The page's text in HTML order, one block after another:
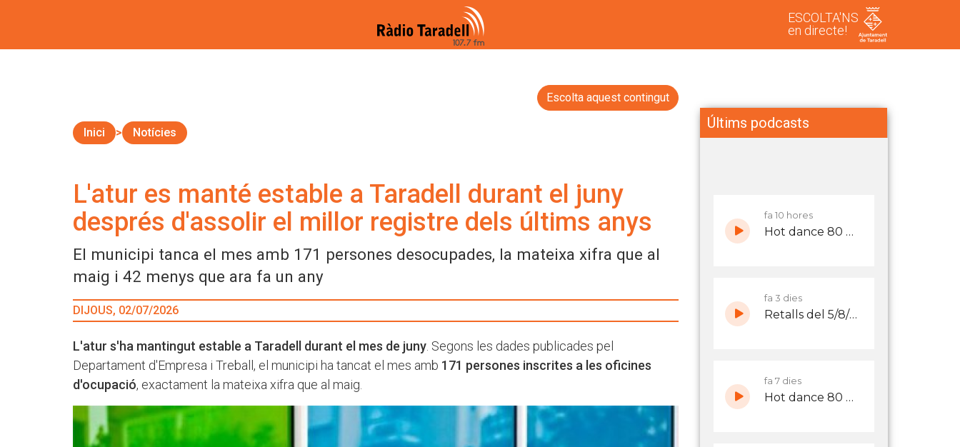
ESCOLTA'NS
en directe!
Escolta aquest contingut
Inici Notícies
L'atur es manté estable a Taradell durant el juny
després d'assolir el millor registre dels últims anys
El municipi tanca el mes amb 171 persones desocupades, la mateixa xifra que al
maig i 42 menys que ara fa un any
DIJOUS, 02/07/2026
L'atur s'ha mantingut estable a Taradell durant el mes de juny . Segons les dades publicades pel
Departament d'Empresa i Treball, el municipi ha tancat el mes amb 171 persones inscrites a les oficines
d'ocupació, exactament la mateixa xifra que al maig.
Últims podcasts